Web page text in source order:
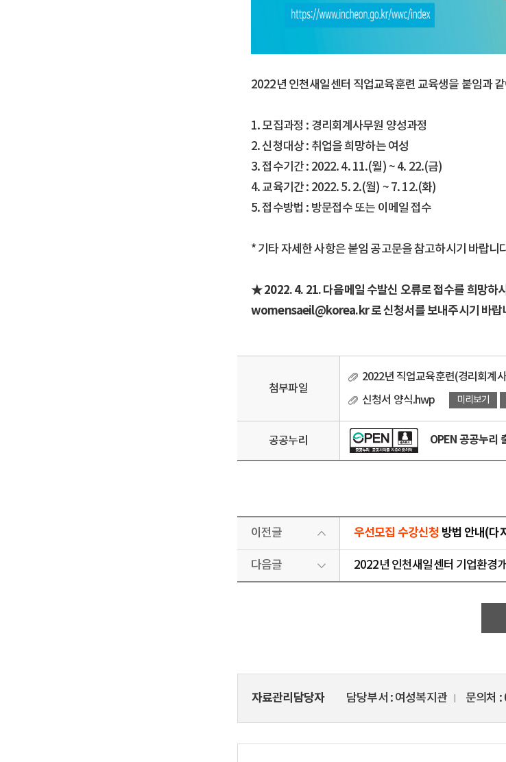
2022년 인천새일센터 직업교육훈련 교육생을 붙임과
1. 모집과정 : 경리회계사무원 양성과정
2. 신청대상 : 취업을 희망하는 여성
3. 접수기간 : 2022. 4. 11.(월) ~ 4. 22.(금)
4. 교육기간 : 2022. 5. 2.(월) ~ 7. 12.(화)
5. 접수방법 : 방문접수 또는 이메일 접수
* 기타 자세한 사항은 붙임 공고문을 참고하시기 바랍니
★ 2022. 4. 21. 다음메일 수발신 오류로 접수를 희망하
womensaeil@korea.kr로 신청서를 보내주시기 바랍
첨부파일
2022년 직업교육훈련(경리회계
신청서 양식.hwp 미리보기
공공누리 OPEN 공공누리
이전글 우선모집 수강신청 방법 안내(다
다음글 2022년 인천새일센터 기업환경
자료관리담당자 담당부서 여성복지관 문의처